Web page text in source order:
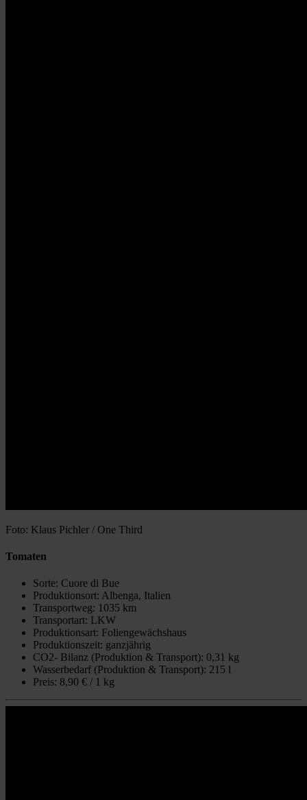
Foto: Klaus Pichler / One Third
Tomaten
Sorte: Cuore di Bue
Produktionsort: Albenga, Italien
Transportweg: 1035 km
Transportart: LKW
Produktionsart: Foliengewächshaus
Produktionszeit: ganzjährig
CO2- Bilanz (Produktion & Transport): 0,31 kg
Wasserbedarf (Produktion & Transport): 215 l
Preis: 8,90 € / 1 kg